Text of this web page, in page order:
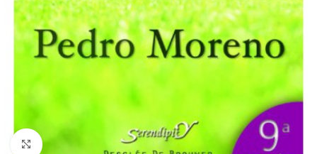
Click to enlarge